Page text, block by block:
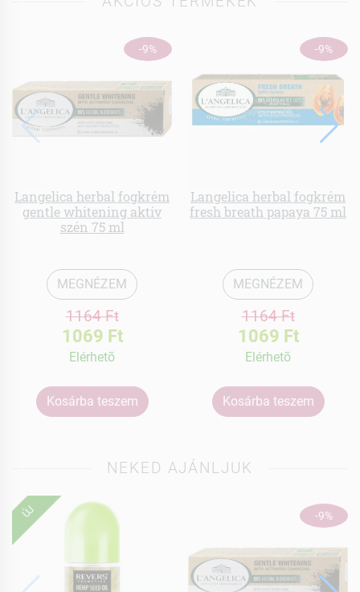
-9%
Langelica herbal fogkrém
gentle whitening aktív
szén 75 ml
MEGNÉZEM
1164 Ft
1069 Ft
Elérhetõ
Kosárba teszem
-9%
Langelica herbal fogkrém
fresh breath papaya 75 ml
MEGNÉZEM
1164 Ft
1069 Ft
Elérhetõ
Kosárba teszem
NEKED AJÁNLJUK
ÚJ -9%